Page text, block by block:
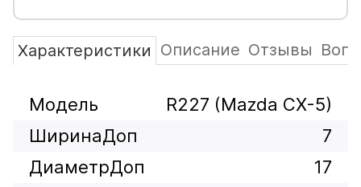
Характеристики Описание Отзывы
Модель
R227 (Mazda CX-5)
ШиринаДоп
7
ДиаметрДоп
17